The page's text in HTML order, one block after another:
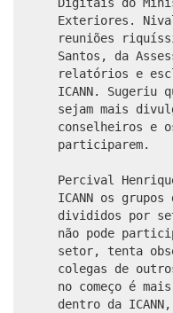
Exteriores.
reuniões
Santos, da
relatórios e
ICANN. Sugeriu
sejam mais
conselheiros e
participarem.
Percival
ICANN os
divididos por
não pode
setor, tenta
colegas de
no começo é
dentro da